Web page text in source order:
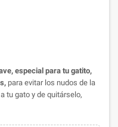
especial para tu gatito,
para evitar los nudos de la
tu gato y de quitárselo,